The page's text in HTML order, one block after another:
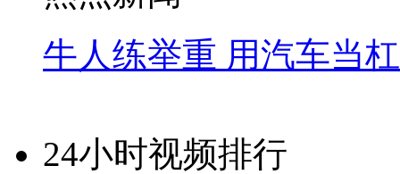
牛人练举重 用汽车当
24小时视频排行